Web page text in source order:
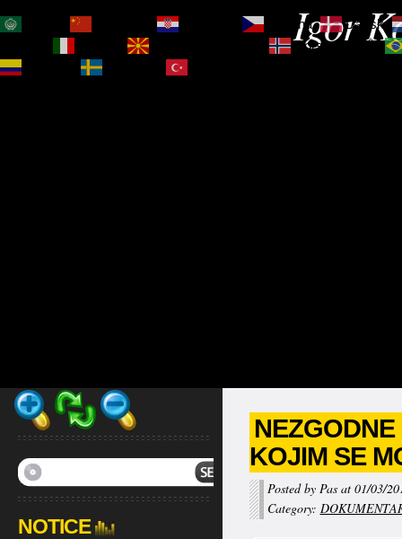
Igor
KOJIM SE
Posted by Pas at 01/03/
Category:
NOTICE
Čeština‎
Dansk
Norsk bokmål